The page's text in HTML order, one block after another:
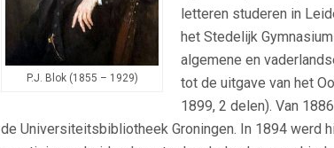
P.J. Blok (1855 – 1929)
letteren studeren in
het Stedelijk
algemene en
tot de uitgave van het
1899, 2 delen). Van
de Universiteitsbibliotheek Groningen. In 1894 werd